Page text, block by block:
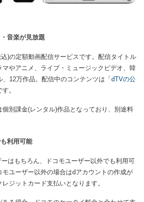
音楽が見放題
込)の定額動画配信サービスです。配信タイトル
マやアニメ、ライブ・ミュージックビデオ、韓
、12万作品。配信中のコンテンツは「dTVの公
。
別課金(レンタル)作品となっており、別途料
利用可能
ーはもちろん、ドコモユーザー以外でも利用可
ユーザー以外の場合はdアカウントの作成が
ジットカード支払いとなります。